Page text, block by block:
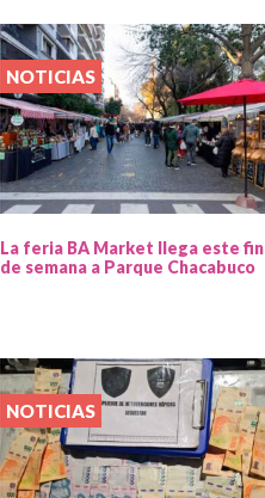
NOTICIAS
La feria BA Market llega este fin
de semana a Parque Chacabuco
NOTICIAS